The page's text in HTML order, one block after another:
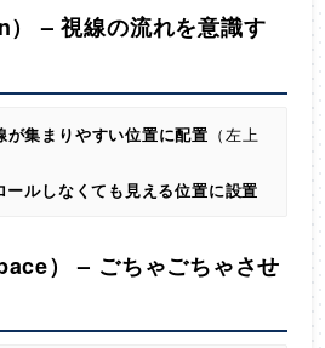
–視線の流れを意識す
が集まりやすい位置に配置 （左上
ールしなくても見える位置に設置
） – ごちゃごちゃさせ